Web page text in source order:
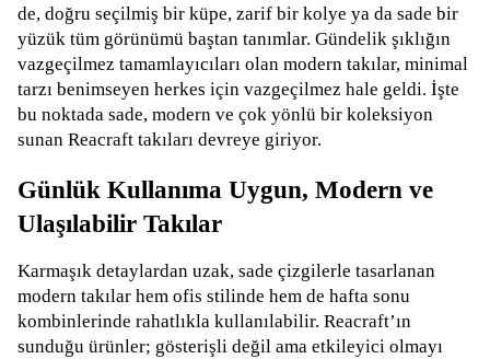
de, doğru seçilmiş bir küpe, zarif bir kolye ya da sade bir
yüzük tüm görünümü baştan tanımlar. Gündelik şıklığın
vazgeçilmez tamamlayıcıları olan modern takılar, minimal
tarzı benimseyen herkes için vazgeçilmez hale geldi. İşte
bu noktada sade, modern ve çok yönlü bir koleksiyon
sunan Reacraft takıları devreye giriyor.
Günlük Kullanıma Uygun, Modern ve
Ulaşılabilir Takılar
Karmaşık detaylardan uzak, sade çizgilerle tasarlanan
modern takılar hem ofis stilinde hem de hafta sonu
kombinlerinde rahatlıkla kullanılabilir. Reacraft’ın
sunduğu ürünler; gösterişli değil ama etkileyici olmayı